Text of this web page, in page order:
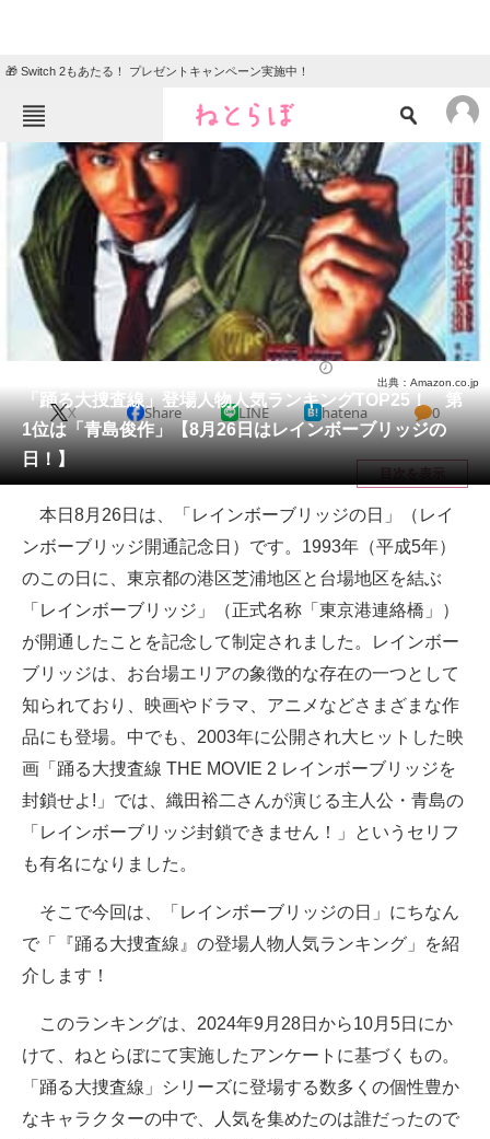
🎁 Switch 2もあたる！ プレゼントキャンペーン実施中！
ねとらぼメニュー
ニュース
エンタメ クイズ
グルメ
住まい 教育・育児
リサーチ
会員記事
メディア
注目記事を集めた総合ページ
ITの今と未来を見通す
スマホと通信の最新トレンド
進化するPCとデバイスの未来
好きが集まる 比べて選べる
ビジネスと働き方のヒント
AI活用のいまが分かる
経営リーダーのコミュニティ
マーケ×ITの今がよく分かる
IT製品の技術・比較・事例
製造業のIT導入・活用を支援
「踊る大捜査線」登場人物人気ランキングTOP25！ 第
1位は「青島俊作」【8月26日はレインボーブリッジの
日！】
出典：Amazon.co.jp
X Share LINE hatena 0
目次を表示
本日8月26日は、「レインボーブリッジの日」（レイ
ンボーブリッジ開通記念日）です。1993年（平成5年）
のこの日に、東京都の港区芝浦地区と台場地区を結ぶ
「レインボーブリッジ」（正式名称「東京港連絡橋」）
が開通したことを記念して制定されました。レインボー
ブリッジは、お台場エリアの象徴的な存在の一つとして
知られており、映画やドラマ、アニメなどさまざまな作
品にも登場。中でも、2003年に公開され大ヒットした映
画「踊る大捜査線 THE MOVIE 2 レインボーブリッジを
封鎖せよ!」では、織田裕二さんが演じる主人公・青島の
「レインボーブリッジ封鎖できません！」というセリフ
も有名になりました。
そこで今回は、「レインボーブリッジの日」にちなん
で「『踊る大捜査線』の登場人物人気ランキング」を紹
介します！
このランキングは、2024年9月28日から10月5日にか
けて、ねとらぼにて実施したアンケートに基づくもの。
「踊る大捜査線」シリーズに登場する数多くの個性豊か
なキャラクターの中で、人気を集めたのは誰だったので